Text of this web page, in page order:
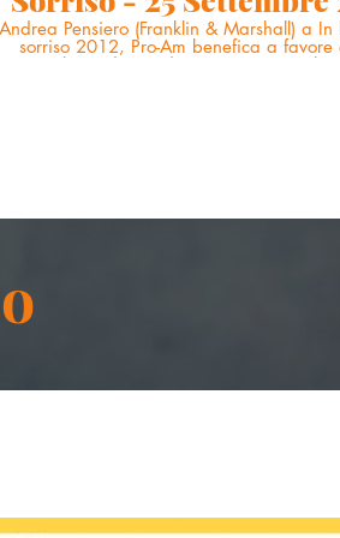
Intervista Andrea
Andrea Pensiero (Franklin & Marshall) a
sorriso 2012, Pro-Am benefica a favore
contro la Sindrome di Dravet, rara